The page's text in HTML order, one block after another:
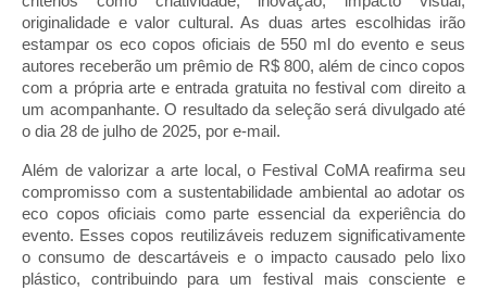
originalidade e valor cultural. As duas artes escolhidas irão
estampar os eco copos oficiais de 550 ml do evento e seus
autores receberão um prêmio de R$ 800, além de cinco copos
com a própria arte e entrada gratuita no festival com direito a
um acompanhante. O resultado da seleção será divulgado até
o dia 28 de julho de 2025, por e-mail.
Além de valorizar a arte local, o Festival CoMA reafirma seu
compromisso com a sustentabilidade ambiental ao adotar os
eco copos oficiais como parte essencial da experiência do
evento. Esses copos reutilizáveis reduzem significativamente
o consumo de descartáveis e o impacto causado pelo lixo
plástico, contribuindo para um festival mais consciente e